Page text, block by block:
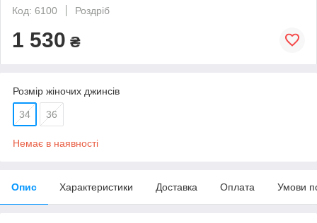
Код: 6100
Роздріб
1 530 ₴
Розмір жіночих джинсів
34 36
Немає в наявності
Опис Характеристики Доставка Оплата Умови